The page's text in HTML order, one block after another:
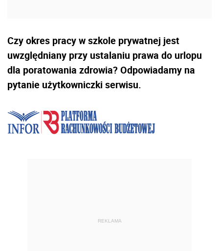
Czy okres pracy w szkole prywatnej jest
uwzględniany przy ustalaniu prawa do urlopu
dla poratowania zdrowia? Odpowiadamy na
pytanie użytkowniczki serwisu.
REKLAMA